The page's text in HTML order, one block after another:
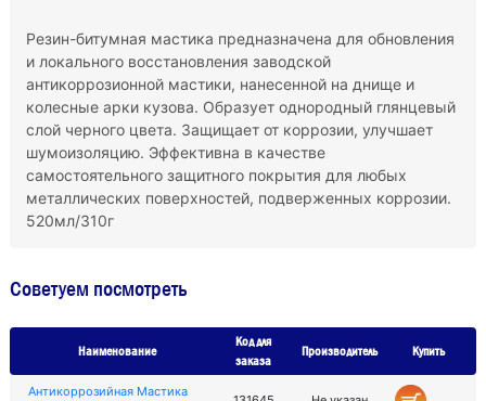
Резин-битумная мастика предназначена для обновления
и локального восстановления заводской
антикоррозионной мастики, нанесенной на днище и
колесные арки кузова. Образует однородный глянцевый
слой черного цвета. Защищает от коррозии, улучшает
шумоизоляцию. Эффективна в качестве
самостоятельного защитного покрытия для любых
металлических поверхностей, подверженных коррозии.
520мл/310г
Советуем посмотреть
Наименование
Код для
заказа
Производитель Купить
Антикоррозийная Мастика